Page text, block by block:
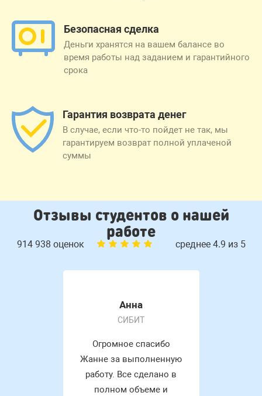
Безопасная сделка
Деньги хранятся на вашем балансе во
время работы над заданием и гарантийного
срока
Гарантия возврата денег
В случае, если что-то пойдет не так, мы
гарантируем возврат полной уплаченой
суммы
Отзывы студентов о нашей
работе
914 938 оценок среднее 4.9 из 5
Анна
СИБИТ
Огромное спасибо
Жанне за выполненную
работу. Все сделано в
полном объеме и